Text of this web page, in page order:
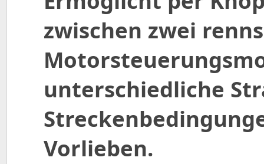
zwischen zwei
unterschiedliche
Vorlieben.